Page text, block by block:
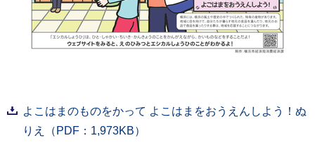
よこはまのものをかって よこはまをおうえんしよう！ぬ
りえ（PDF：1,973KB）